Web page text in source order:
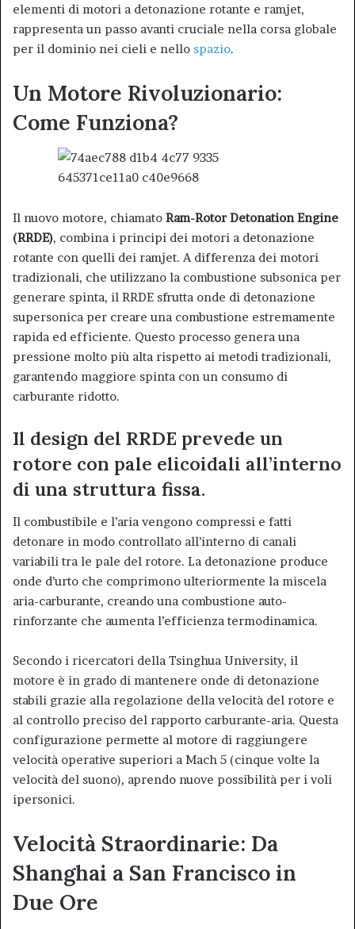
elementi di motori a detonazione rotante e ramjet,
rappresenta un passo avanti cruciale nella corsa globale
per il dominio nei cieli e nello spazio.
Un Motore Rivoluzionario:
Come Funziona?
Il nuovo motore, chiamato Ram-Rotor Detonation Engine
(RRDE), combina i principi dei motori a detonazione
rotante con quelli dei ramjet. A differenza dei motori
tradizionali, che utilizzano la combustione subsonica per
generare spinta, il RRDE sfrutta onde di detonazione
supersonica per creare una combustione estremamente
rapida ed efficiente. Questo processo genera una
pressione molto più alta rispetto ai metodi tradizionali,
garantendo maggiore spinta con un consumo di
carburante ridotto.
Il design del RRDE prevede un
rotore con pale elicoidali all’interno
di una struttura fissa.
Il combustibile e l’aria vengono compressi e fatti
detonare in modo controllato all’interno di canali
variabili tra le pale del rotore. La detonazione produce
onde d’urto che comprimono ulteriormente la miscela
aria-carburante, creando una combustione auto-
rinforzante che aumenta l’efficienza termodinamica.
Secondo i ricercatori della Tsinghua University, il
motore è in grado di mantenere onde di detonazione
stabili grazie alla regolazione della velocità del rotore e
al controllo preciso del rapporto carburante-aria. Questa
configurazione permette al motore di raggiungere
velocità operative superiori a Mach 5 (cinque volte la
velocità del suono), aprendo nuove possibilità per i voli
ipersonici.
Velocità Straordinarie: Da
Shanghai a San Francisco in
Due Ore